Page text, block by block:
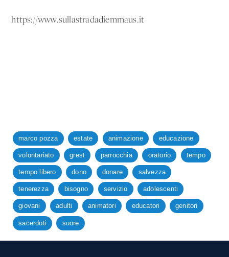
https://www.sullastradadiemmaus.it
marco pozza estate animazione educazione
volontariato grest parrocchia oratorio tempo
tempo libero dono donare salvezza
tenerezza bisogno servizio adolescenti
giovani adulti animatori educatori genitori
sacerdoti suore